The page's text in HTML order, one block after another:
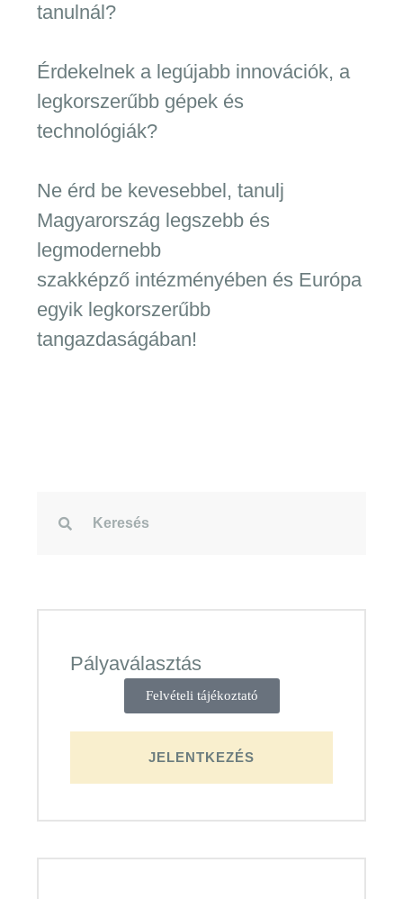
tanulnál?
Érdekelnek a legújabb innovációk, a
legkorszerűbb gépek és
technológiák?
Ne érd be kevesebbel, tanulj
Magyarország legszebb és
legmodernebb
szakképző intézményében és Európa
egyik legkorszerűbb
tangazdaságában!
Pályaválasztás
Felvételi tájékoztató
JELENTKEZÉS